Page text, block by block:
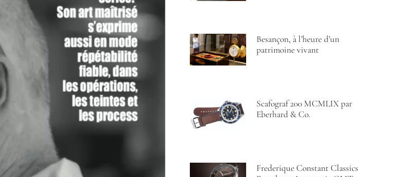
Besançon, à l’heure d’un
patrimoine vivant
Scafograf 200 MCMLIX par
Eberhard & Co.
Frederique Constant Classics